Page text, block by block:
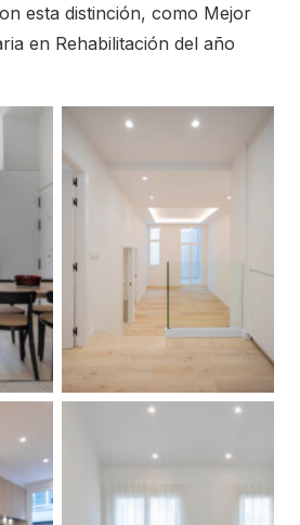
esta distinción, como Mejor
en Rehabilitación del año